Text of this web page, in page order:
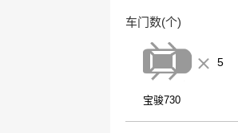
车门数(个)
5
宝骏730